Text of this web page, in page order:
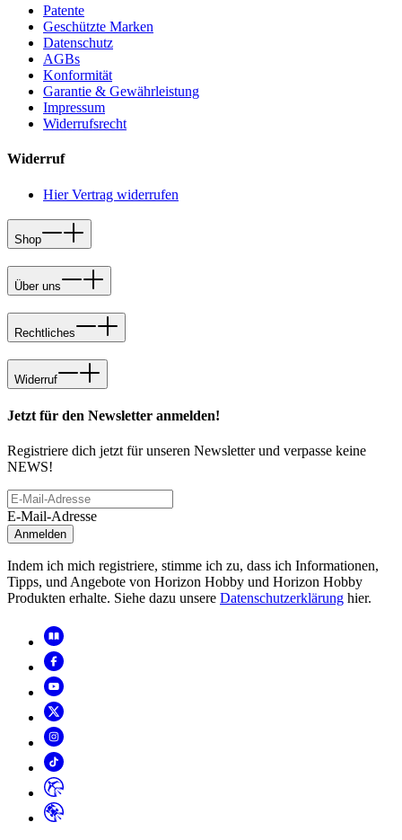
Patente
Geschützte Marken
Datenschutz
AGBs
Konformität
Garantie & Gewährleistung
Impressum
Widerrufsrecht
Widerruf
Hier Vertrag widerrufen
Shop
Über uns
Rechtliches
Widerruf
Jetzt für den Newsletter anmelden!
Registriere dich jetzt für unseren Newsletter und verpasse keine
NEWS!
E-Mail-Adresse
Anmelden
Indem ich mich registriere, stimme ich zu, dass ich Informationen,
Tipps, und Angebote von Horizon Hobby und Horizon Hobby
Produkten erhalte. Siehe dazu unsere Datenschutzerklärung hier.